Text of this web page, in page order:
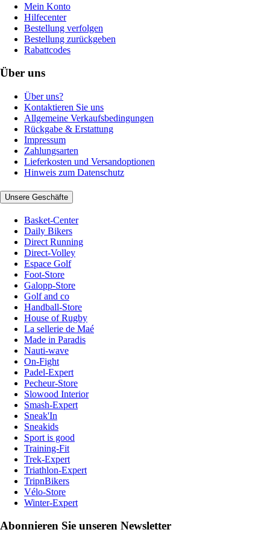
Mein Konto
Hilfecenter
Bestellung verfolgen
Bestellung zurückgeben
Rabattcodes
Über uns
Über uns?
Kontaktieren Sie uns
Allgemeine Verkaufsbedingungen
Rückgabe & Erstattung
Impressum
Zahlungsarten
Lieferkosten und Versandoptionen
Hinweis zum Datenschutz
Unsere Geschäfte
Basket-Center
Daily Bikers
Direct Running
Direct-Volley
Espace Golf
Foot-Store
Galopp-Store
Golf and co
Handball-Store
House of Rugby
La sellerie de Maé
Made in Paradis
Nauti-wave
On-Fight
Padel-Expert
Pecheur-Store
Slowood Interior
Smash-Expert
Sneak'In
Sneakids
Sport is good
Training-Fit
Trek-Expert
Triathlon-Expert
TripnBikers
Vélo-Store
Winter-Expert
Abonnieren Sie unseren Newsletter